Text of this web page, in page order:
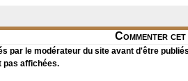
Commenter
par le modérateur du site avant d'être
pas affichées.